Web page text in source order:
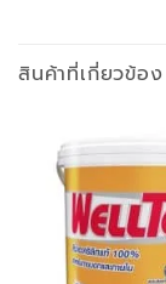
สินค้าที่เกี่ยวข้อง